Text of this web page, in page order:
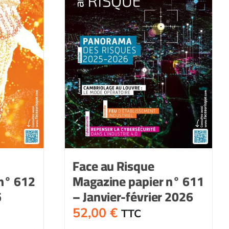
612
Face au Risque
Magazine papier n° 611
– Janvier-février 2026
52,00 € TTC